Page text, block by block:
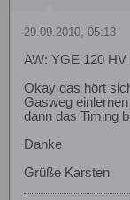
29.09.2010, 05:13
AW: YGE 120
Okay das hört
Gasweg
dann das Timing
Danke
Grüße Karsten